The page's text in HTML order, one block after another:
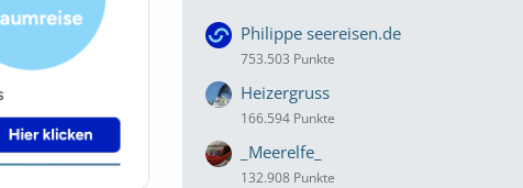
Philippe seereisen.de
753.503 Punkte
Heizergruss
166.594 Punkte
_Meerelfe_
132.908 Punkte